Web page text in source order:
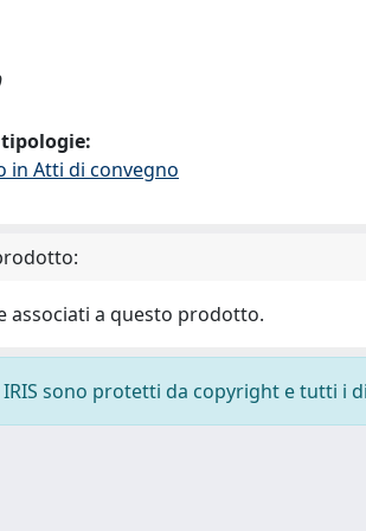
in Atti di convegno
associati a questo prodotto.
sono protetti da copyright e tutti i